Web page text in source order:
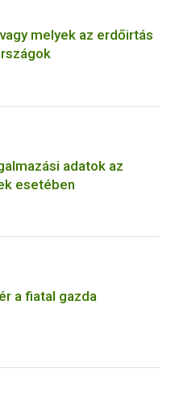
melyek az erdőirtás
adatok az
esetében
a fiatal gazda